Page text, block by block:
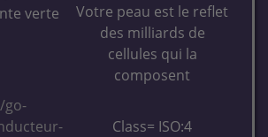
verte
Votre peau est le reflet
des milliards de
cellules qui la
composent
Class= ISO:4